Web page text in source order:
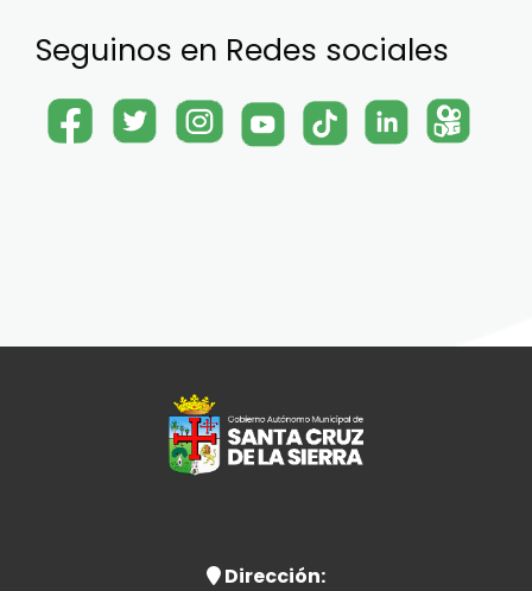
Seguinos en Redes sociales
Dirección: